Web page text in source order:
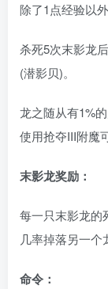
除了1点经验以
杀死5次末影龙
(潜影贝)。
龙之随从有1%
使用抢夺III附魔
末影龙奖励：
每一只末影龙的
几率掉落另一个
命令：